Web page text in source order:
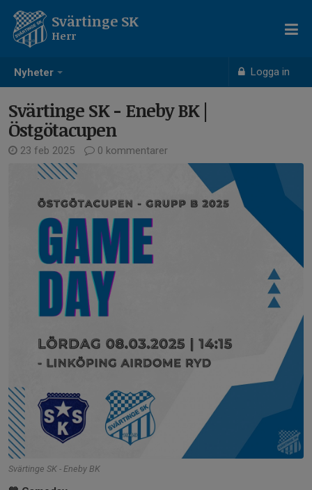
Nyheter Logga in
Svärtinge SK
Herr
Svärtinge SK - Eneby BK |
Östgötacupen
23 feb 2025 0 kommentarer
Svärtinge SK - Eneby BK